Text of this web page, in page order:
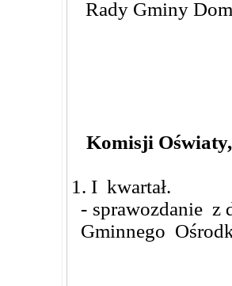
Rady Gminy
Komisji
1. I kwartał.
- sprawozdanie z
Gminnego